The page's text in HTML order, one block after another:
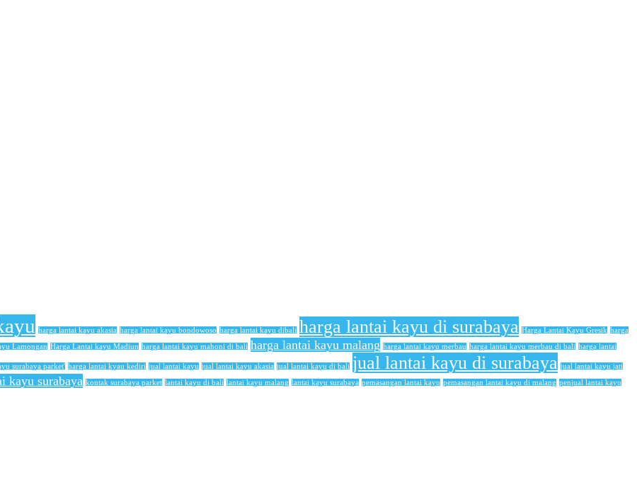
harga lantai kayu akasia harga lantai kayu bondowoso harga lantai kayu dibali harga lantai kayu di surabaya Harga Lantai Kayu Gresik harga
Lamongan Harga Lantai kayu Madiun harga lantai kayu mahoni di bali harga lantai kayu malang harga lantai kayu merbau harga lantai kayu merbau di bali harga lantai
surabaya parket' harga lantai kyau kediri jual lantai kayu jual lantai kayu akasia jual lantai kayu di bali jual lantai kayu di surabaya jual lantai kayu jati
kayu surabaya kontak surabaya parket lantai kayu di bali lantai kayu malang lantai kayu surabaya pemasangan lantai kayu pemasangan lantai kayu di malang penjual lantai kayu